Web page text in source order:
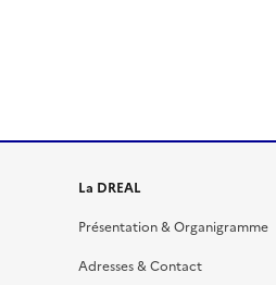
La DREAL
Présentation & Organigramme
Adresses & Contact